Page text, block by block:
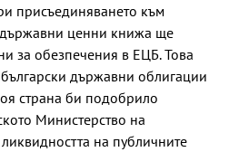
присъединяването към
държавни ценни книжа ще
за обезпечения в ЕЦБ. Това
държавни облигации
страна би подобрило
Министерство на
на публичните